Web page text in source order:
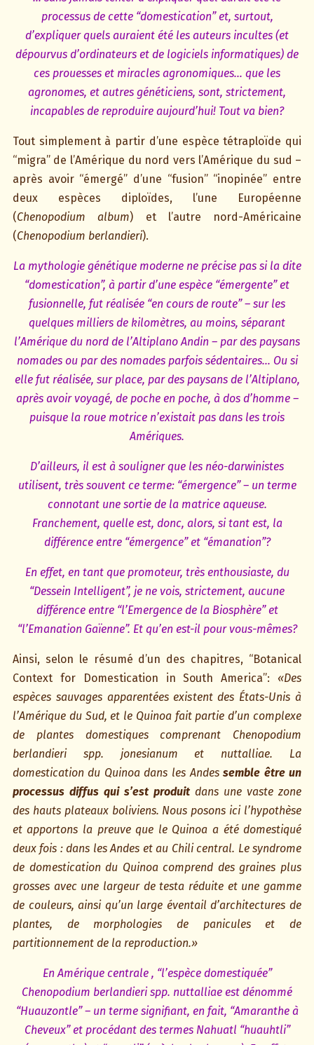
processus de cette “domestication” et, surtout,
d’expliquer quels auraient été les auteurs incultes (et
dépourvus d’ordinateurs et de logiciels informatiques) de
ces prouesses et miracles agronomiques… que les
agronomes, et autres généticiens, sont, strictement,
incapables de reproduire aujourd’hui! Tout va bien?
Tout simplement à partir d’une espèce tétraploïde qui
“migra” de l’Amérique du nord vers l’Amérique du sud –
après avoir “émergé” d’une “fusion” “inopinée” entre
deux espèces diploïdes, l’une Européenne
(Chenopodium album) et l’autre nord-Américaine
(Chenopodium berlandieri).
La mythologie génétique moderne ne précise pas si la dite
“domestication”, à partir d’une espèce “émergente” et
fusionnelle, fut réalisée “en cours de route” – sur les
quelques milliers de kilomètres, au moins, séparant
l’Amérique du nord de l’Altiplano Andin – par des paysans
nomades ou par des nomades parfois sédentaires… Ou si
elle fut réalisée, sur place, par des paysans de l’Altiplano,
après avoir voyagé, de poche en poche, à dos d’homme –
puisque la roue motrice n’existait pas dans les trois
Amériques.
D’ailleurs, il est à souligner que les néo-darwinistes
utilisent, très souvent ce terme: “émergence” – un terme
connotant une sortie de la matrice aqueuse.
Franchement, quelle est, donc, alors, si tant est, la
différence entre “émergence” et “émanation”?
En effet, en tant que promoteur, très enthousiaste, du
“Dessein Intelligent”, je ne vois, strictement, aucune
différence entre “l’Emergence de la Biosphère” et
“l’Emanation Gaïenne”. Et qu’en est-il pour vous-mêmes?
Ainsi, selon le résumé d’un des chapitres, “Botanical
Context for Domestication in South America”:«Des
espèces sauvages apparentées existent des États-Unis à
l’Amérique du Sud, et le Quinoa fait partie d’un complexe
de plantes domestiques comprenant Chenopodium
berlandieri spp. jonesianum et nuttalliae. La
domestication du Quinoa dans les Andessemble être un
processus diffus qui s’est produit dans une vaste zone
des hauts plateaux boliviens. Nous posons ici l’hypothèse
et apportons la preuve que le Quinoa a été domestiqué
deux fois : dans les Andes et au Chili central. Le syndrome
de domestication du Quinoa comprend des graines plus
grosses avec une largeur de testa réduite et une gamme
de couleurs, ainsi qu’un large éventail d’architectures de
plantes, de morphologies de panicules et de
partitionnement de la reproduction.»
En Amérique centrale , “l’espèce domestiquée”
Chenopodium berlandieri spp. nuttalliae est dénommé
“Huauzontle” – un terme signifiant, en fait, “Amaranthe à
Cheveux” et procédant des termes Nahuatl “huauhtli”